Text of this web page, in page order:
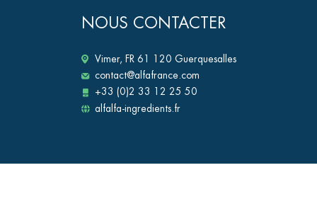
NOUS CONTACTER
Vimer, FR 61 120 Guerquesalles
contact@alfafrance.com
+33 (0)2 33 12 25 50
alfalfa-ingredients.fr